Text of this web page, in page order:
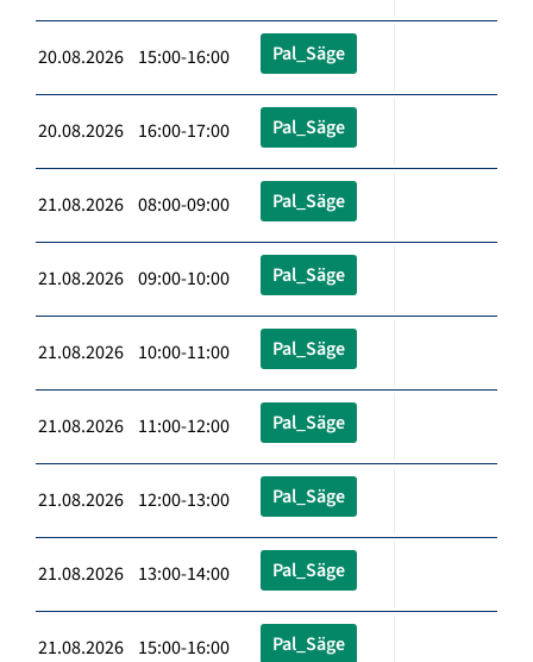
20.08.2026 15:00-16:00 Pal_Säge
20.08.2026 16:00-17:00 Pal_Säge
21.08.2026 08:00-09:00 Pal_Säge
21.08.2026 09:00-10:00 Pal_Säge
21.08.2026 10:00-11:00 Pal_Säge
21.08.2026 11:00-12:00 Pal_Säge
21.08.2026 12:00-13:00 Pal_Säge
21.08.2026 13:00-14:00 Pal_Säge
21.08.2026 15:00-16:00 Pal_Säge